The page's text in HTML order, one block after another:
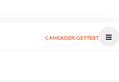
CAHEADER.GETTEST